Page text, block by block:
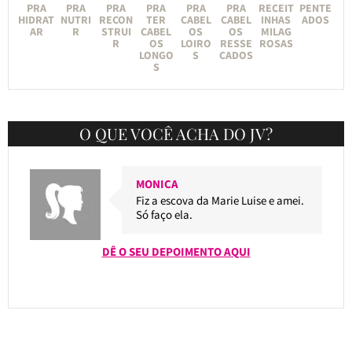
PRA
HIDRAT
AR
PRA
NUTRI
R
PRA
RECON
STRUI
R
PRA
TER
CABEL
OS
LONGO
S
PRA
CABEL
OS
LOIRO
S
PRA
CABEL
OS
RESSE
CADOS
RECEIT
INHAS
MILAG
ROSAS
PENTE
ADOS
O QUE VOCÊ ACHA DO JV?
MONICA
Fiz a escova da Marie Luise e amei.
Só faço ela.
DÊ O SEU DEPOIMENTO AQUI